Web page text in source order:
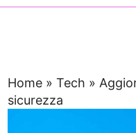
Home »Tech »
sicurezza